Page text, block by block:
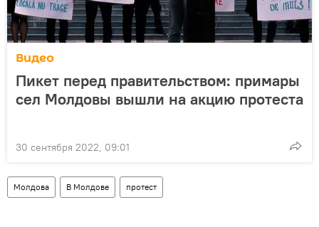
Видео
Пикет перед правительством: примары
сел Молдовы вышли на акцию протеста
30 сентября 2022, 09:01
Молдова В Молдове протест